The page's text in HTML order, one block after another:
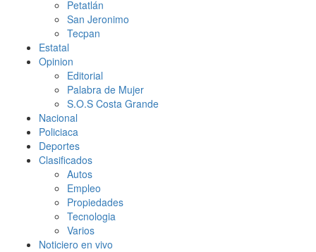
Petatlán
San Jeronimo
Tecpan
Estatal
Opinion
Editorial
Palabra de Mujer
S.O.S Costa Grande
Nacional
Policiaca
Deportes
Clasificados
Autos
Empleo
Propiedades
Tecnologia
Varios
Noticiero en vivo